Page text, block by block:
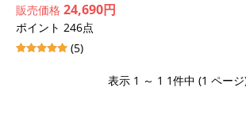
販売価格 24,690円
ポイント 246点
(5)
表示 1 ～ 1 1件中 (1 ペー